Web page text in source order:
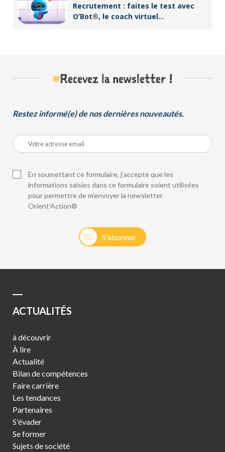
Recrutement : faites le test avec
O’Bot®, le coach virtuel
#Recevez la newsletter !
Restez informé(e) de nos dernières nouveautés.
S'abonner
En soumettant ce formulaire, j’accepte que les
informations saisies dans ce formulaire soient utilisées
pour permettre de m’envoyer la newsletter
Orient’Action®
ACTUALITÉS
à découvrir
À lire
Actualité
Bilan de compétences
Faire carrière
Les tendances
Partenaires
S'évader
Se former
Sujets de société